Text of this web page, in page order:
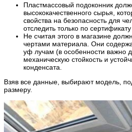
Пластмассовый подоконник
высококачественного сырья,
свойства на безопасность для
отследить только по сертификату
Не считая этого в магазине
чертами материала. Они
уф лучам (в особенности важно
механическую стойкость и
конденсата.
Взяв все данные, выбирают модель,
размеру.